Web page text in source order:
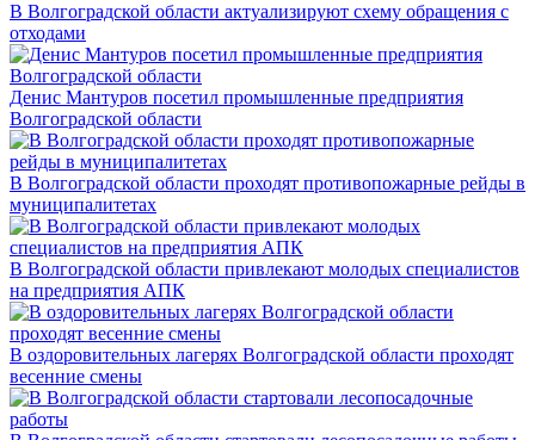
В Волгоградской области актуализируют схему обращения с
отходами
Денис Мантуров посетил промышленные предприятия
Волгоградской области
В Волгоградской области проходят противопожарные рейды в
муниципалитетах
В Волгоградской области привлекают молодых специалистов
на предприятия АПК
В оздоровительных лагерях Волгоградской области проходят
весенние смены